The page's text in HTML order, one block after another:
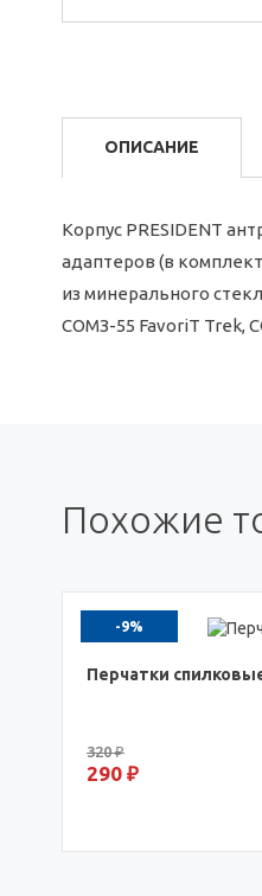
ОПИСАНИЕ
Корпус PRESIDENT
адаптеров (в
из минерального
СОМЗ-55 FavoriT Trek,
Похожие
-9%
Перчатки
320 ₽
290 ₽